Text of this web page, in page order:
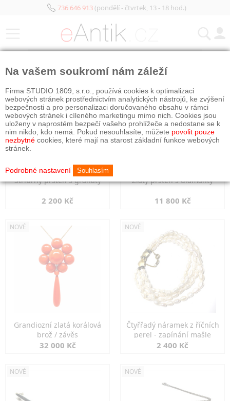
736 646 913(pondělí - čtvrtek, 13 - 18 hod.)
Stříbrný prsten s granáty
2 200 Kč
Zlatý prsten s diamanty
11 800 Kč
NOVÉ
Grandiozní zlatá korálová
brož / závěs
32 000 Kč
NOVÉ
Čtyřřadý náramek z říčních
perel - zapínání mašle
2 400 Kč
NOVÉ NOVÉ
Na vašem soukromí nám záleží
Firma STUDIO 1809, s.r.o., používá cookies k optimalizaci
webových stránek prostřednictvím analytických nástrojů, ke zvýšení
bezpečnosti a pro personalizaci doručovaného obsahu v rámci
webových stránek i cíleného marketingu mimo nich. Cookies jsou
uloženy v naprostém bezpečí vašeho prohlížeče a nedostane se k
nim nikdo, kdo nemá. Pokud nesouhlasíte, můžete povolit pouze
nezbytné cookies, které mají na starost základní funkce webových
stránek.
Podrobné nastavení Souhlasím